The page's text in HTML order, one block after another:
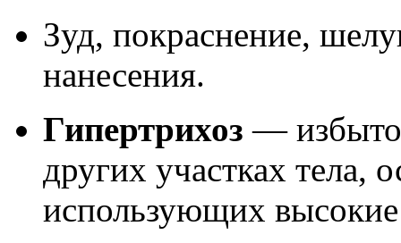
Зуд, покраснение,
нанесения.
Гипертрихоз —
других участках тела,
использующих